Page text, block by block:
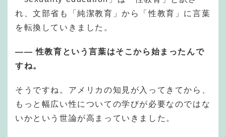
れ、文部省も「純潔教育」から「性教育」に言葉
を転換していきました。
——性教育という言葉はそこから始まったんで
すね。
そうですね。アメリカの知見が入ってきてから、
もっと幅広い性についての学びが必要なのではな
いかという世論が高まっていきました。